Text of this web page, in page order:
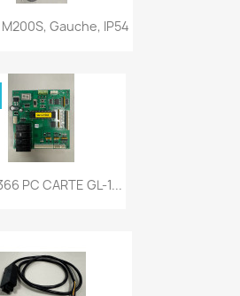
Gauche, IP54
PC CARTE GL-1...